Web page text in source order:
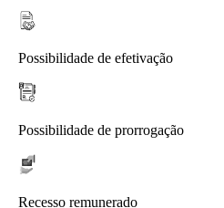
Possibilidade de efetivação
Possibilidade de prorrogação
Recesso remunerado